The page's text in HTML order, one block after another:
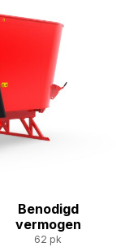
Benodigd
vermogen
62 pk